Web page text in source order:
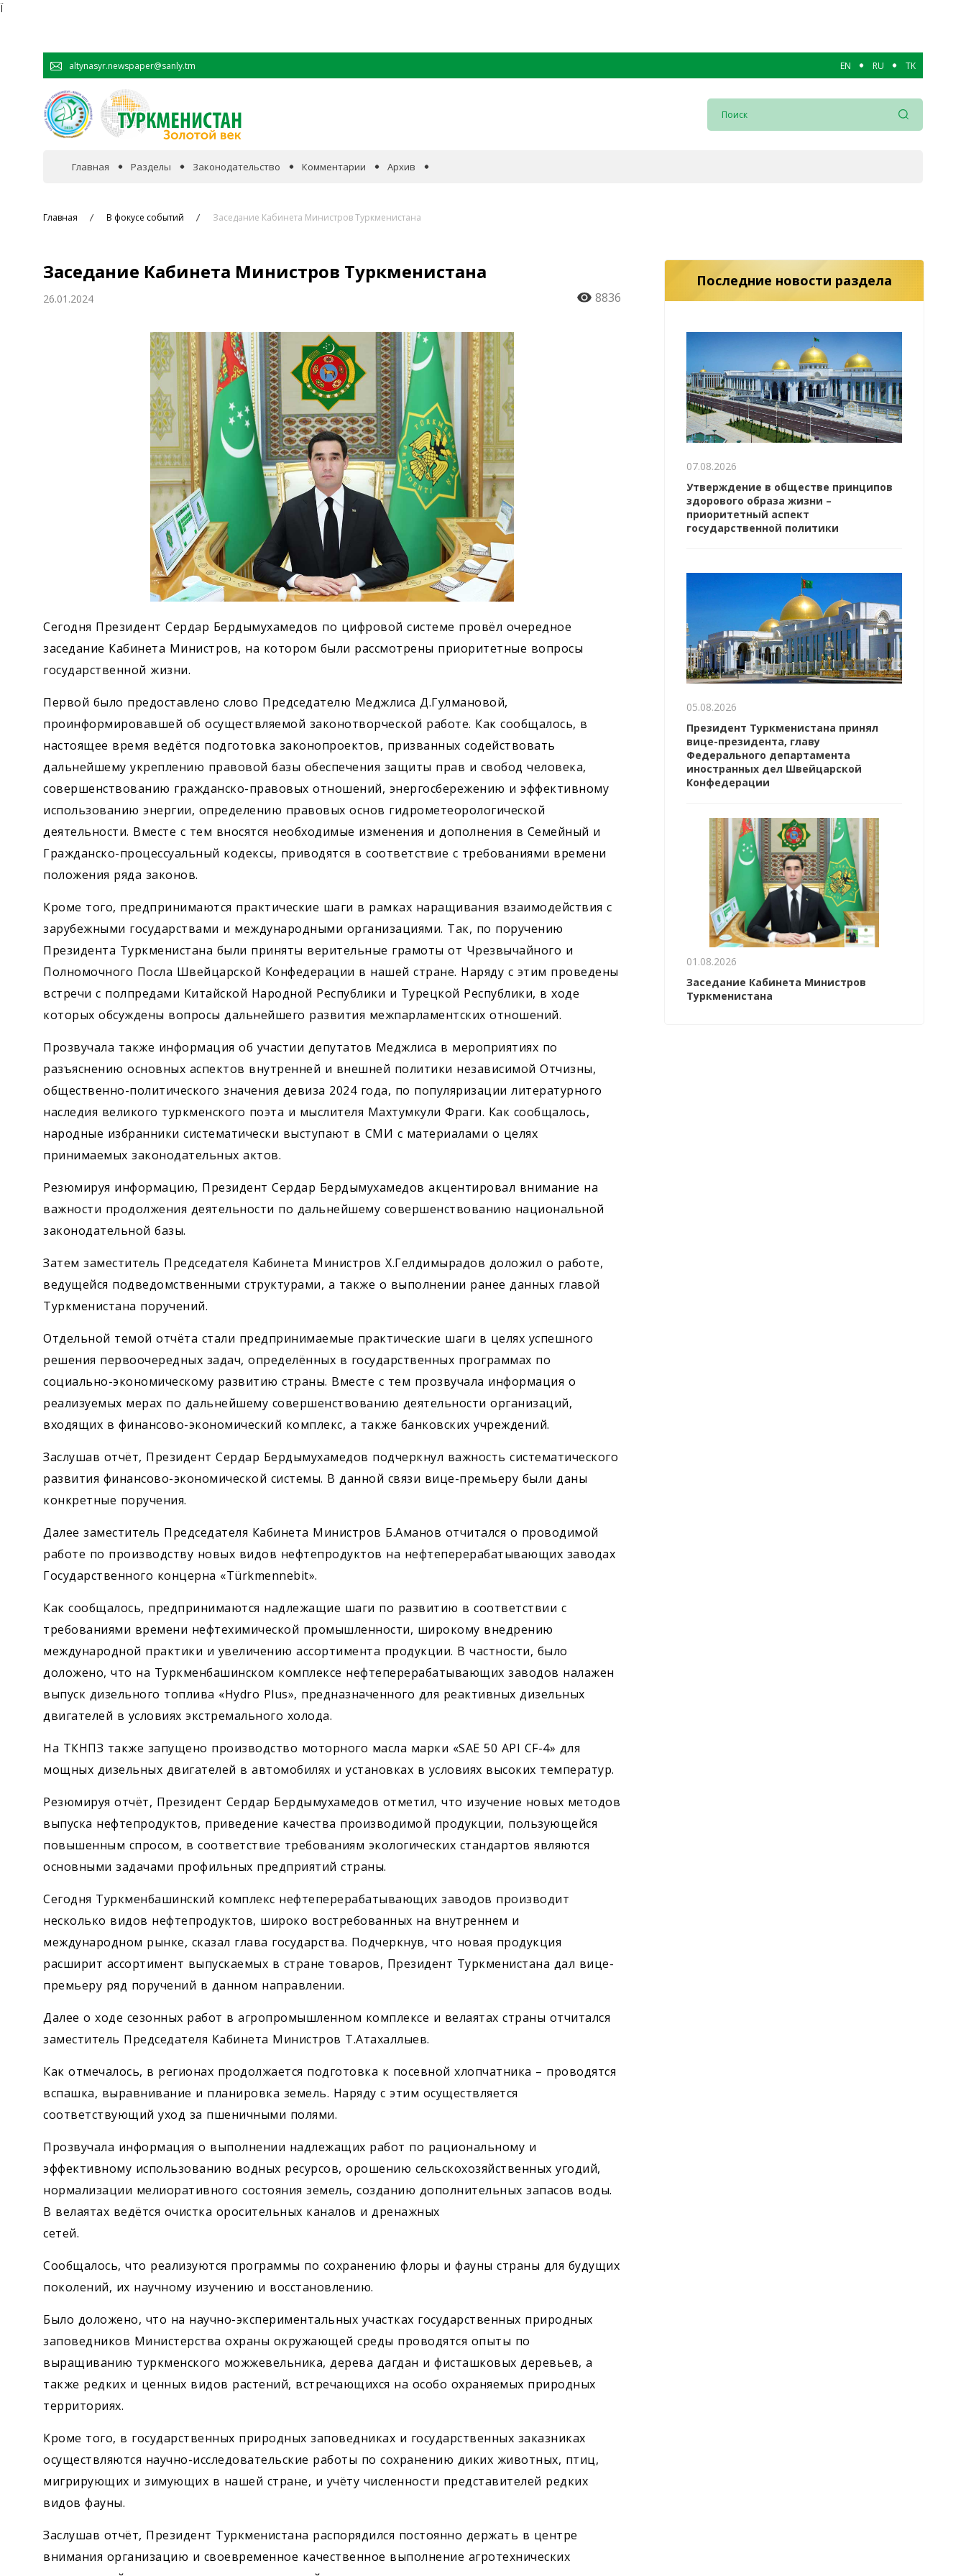
Ï
altynasyr.newspaper@sanly.tm EN RU TK
Главная Разделы
Общество
Культура
Наука
Спорт
Законодательство Комментарии Архив
Главная В фокусе событий Заседание Кабинета Министров Туркменистана
Заседание Кабинета Министров Туркменистана
26.01.2024 8836
Сегодня Президент Сердар Бердымухамедов по цифровой сис­теме провёл очередное
заседание Кабинета Министров, на котором были рассмотрены приоритетные вопросы
государственной жизни.
Первой было предоставлено слово Председателю Меджлиса Д.Гулмановой,
проинформировавшей об осуществляемой законотворческой работе. Как сообщалось, в
настоящее время ведётся подготовка законопроектов, призванных содействовать
дальнейшему укреплению правовой базы обеспечения защиты прав и свобод человека,
совершенствованию гражданско-правовых отношений, энергосбережению и эффективному
использованию энергии, определению правовых основ гидрометеорологической
деятельности. Вместе с тем вносятся необходимые изменения и дополнения в Семейный и
Гражданско-процессуальный кодексы, приводятся в соответствие с требованиями времени
положения ряда законов.
Кроме того, предпринимаются практические шаги в рамках наращивания взаимодействия с
зарубежными государствами и международными организациями. Так, по поручению
Президента Туркменистана были приняты верительные грамоты от Чрезвычайного и
Полномочного Посла Швейцарской Конфедерации в нашей стране. Наряду с этим проведены
встречи с полпредами Китайской Народной Республики и Турецкой Республики, в ходе
которых обсуждены вопросы дальнейшего развития межпарламентских отношений.
Прозвучала также информация об участии депутатов Меджлиса в мероприятиях по
разъяснению основных аспектов внутренней и внешней политики независимой Отчизны,
общественно-политического значения девиза 2024 года, по популяризации литературного
наследия великого туркменского поэта и мыслителя Махтумкули Фраги. Как сообщалось,
народные избранники систематически выступают в СМИ с материалами о целях
принимаемых законодательных актов.
Резюмируя информацию, Президент Сердар Бердымухамедов акцентировал внимание на
важности продолжения деятельности по дальнейшему совершенствованию национальной
законодательной базы.
Затем заместитель Председателя Кабинета Министров Х.Гелдимырадов доложил о работе,
ведущейся подведомственными структурами, а также о выполнении ранее данных главой
Туркменистана поручений.
Отдельной темой отчёта стали предпринимаемые практические шаги в целях успешного
решения первоочередных задач, определённых в государственных программах по
социально-экономическому развитию страны. Вместе с тем прозвучала информация о
реализуемых мерах по дальнейшему совершенствованию деятельности организаций,
входящих в финансово-экономический комплекс, а также банковских учреждений.
Заслушав отчёт, Президент Сердар Бердымухамедов подчеркнул важность систематического
развития финансово-экономической системы. В данной связи вице-премьеру были даны
конкретные поручения.
Далее заместитель Председателя Кабинета Министров Б.Аманов отчитался о проводимой
работе по производству новых видов нефтепродуктов на нефтеперерабатывающих заводах
Государственного концерна «Türkmennebit».
Как сообщалось, предпринимаются надлежащие шаги по развитию в соответствии с
требованиями времени нефтехимической промышленности, широкому внедрению
международной практики и увеличению ассортимента продукции. В частности, было
доложено, что на Туркменбашинском комплексе нефтеперерабатывающих заводов налажен
выпуск дизельного топлива «Hydro Plus», предназначенного для реактивных дизельных
двигателей в условиях экстремального холода.
На ТКНПЗ также запущено производство моторного масла марки «SAE 50 API CF-4» для
мощных дизельных двигателей в автомобилях и установках в условиях высоких температур.
Резюмируя отчёт, Президент Сердар Бердымухамедов отметил, что изучение новых методов
выпуска нефтепродуктов, приведение качества производимой продукции, пользующейся
повышенным спросом, в соответствие требованиям экологических стандартов являются
основными задачами профильных предприятий страны.
Сегодня Туркменбашинский комплекс нефтеперерабатывающих заводов производит
несколько видов нефтепродуктов, широко востребованных на внутреннем и
международном рынке, сказал глава государства. Подчеркнув, что новая продукция
расширит ассортимент выпускаемых в стране товаров, Президент Туркменистана дал вице-
премьеру ряд поручений в данном направлении.
Далее о ходе сезонных работ в агропромышленном комплексе и велаятах страны отчитался
заместитель Председателя Кабинета Министров Т.Атахаллыев.
Как отмечалось, в регионах продолжается подготовка к посевной хлопчатника – проводятся
вспашка, выравнивание и планировка земель. Наряду с этим осуществляется
соответствующий уход за пшеничными полями.
Прозвучала информация о выполнении надлежащих работ по рациональному и
эффективному использованию водных ресурсов, орошению сельскохозяйственных угодий,
нормализации мелиоративного состояния земель, созданию дополнительных запасов воды.
В велаятах ведётся очистка оросительных каналов и дренажных
сетей.
Сообщалось, что реализуются программы по сохранению флоры и фауны страны для будущих
поколений, их научному изучению и восстановлению.
Было доложено, что на научно-экспериментальных участках государственных природных
заповедников Министерства охраны окружающей среды проводятся опыты по
выращиванию туркменского можжевельника, дерева дагдан и фисташковых деревьев, а
также редких и ценных видов растений, встречающихся на особо охраняемых природных
территориях.
Кроме того, в государственных природных заповедниках и государственных заказниках
осуществ­ляются научно-исследовательские работы по сохранению диких животных, птиц,
мигрирующих и зимующих в нашей стране, и учёту численности представителей редких
видов фауны.
Заслушав отчёт, Президент Туркменистана распорядился постоянно держать в центре
внимания организацию и своевременное качественное выполнение агротехнических
Последние новости раздела
07.08.2026
Утверждение в обществе принципов
здорового образа жизни –
приоритетный аспект
государственной политики
05.08.2026
Президент Туркменистана принял
вице-президента, главу
Федерального департамента
иностранных дел Швейцарской
Конфедерации
01.08.2026
Заседание Кабинета Министров
Туркменистана